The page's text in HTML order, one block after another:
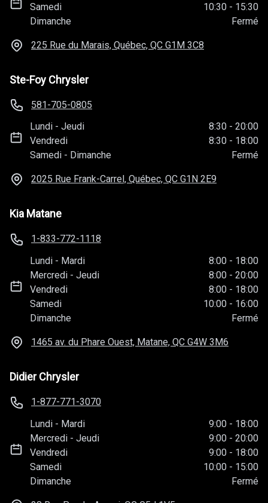
Samedi
10:30 - 15:30
Dimanche
Fermé
225 Rue du Marais, Québec, QC G1M 3C8
Ste-Foy Chrysler
581-705-0805
Lundi -Jeudi 8:30 - 20:00
Vendredi
8:30 - 18:00
Samedi - Dimanche Fermé
2025 Rue Frank-Carrel, Québec, QC G1N 2E9
Kia Matane
1-833-772-1118
Lundi - Mardi 8:00 - 18:00
Mercredi -Jeudi 8:00 - 20:00
Vendredi
8:00 - 18:00
Samedi
10:00 - 16:00
Dimanche
Fermé
1465 av. du Phare Ouest, Matane, QC G4W 3M6
Didier Chrysler
1-877-771-3070
Lundi - Mardi 9:00 - 18:00
Mercredi -Jeudi 9:00 - 20:00
Vendredi
9:00 - 18:00
Samedi
10:00 - 15:00
Dimanche
Fermé